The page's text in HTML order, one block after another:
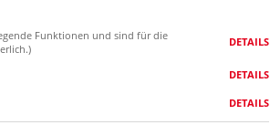
und Alt wurde
an. Neben
die
und
Funktionen und sind für die
DETAILS
DETAILS
DETAILS